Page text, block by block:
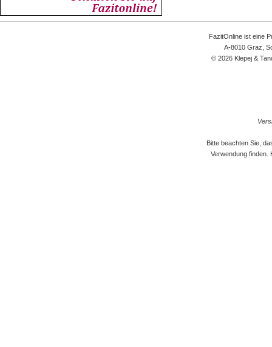
FazitOnline ist eine
A-8010 Graz,
© 2026 Klepej &
Bitte beachten Sie,
Verwendung finden.